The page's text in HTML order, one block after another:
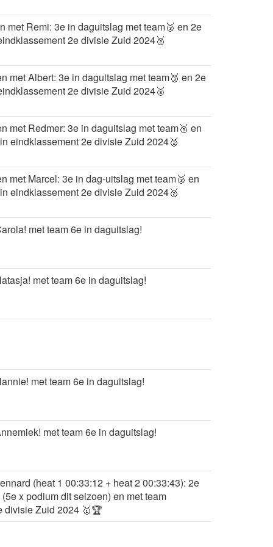
met Remi: 3e in daguitslag met team🥉 en 2e
2e divisie Zuid 2024🥈
met Albert: 3e in daguitslag met team🥉 en 2e
2e divisie Zuid 2024🥈
met Redmer: 3e in daguitslag met team🥉 en
eindklassement 2e divisie Zuid 2024🥈
met Marcel: 3e in dag-uitslag met team🥉 en
eindklassement 2e divisie Zuid 2024🥈
met team 6e in daguitslag!
met team 6e in daguitslag!
met team 6e in daguitslag!
met team 6e in daguitslag!
(heat 1 00:33:12 + heat 2 00:33:43): 2e
x podium dit seizoen) en met team
divisie Zuid 2024 🥇🏆